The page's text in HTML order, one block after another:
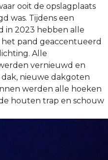
ooit de opslagplaats
was. Tijdens een
in 2023 hebben alle
pand geaccentueerd
Alle
vernieuwd en
nieuwe dakgoten
werden alle hoeken
houten trap en schouw